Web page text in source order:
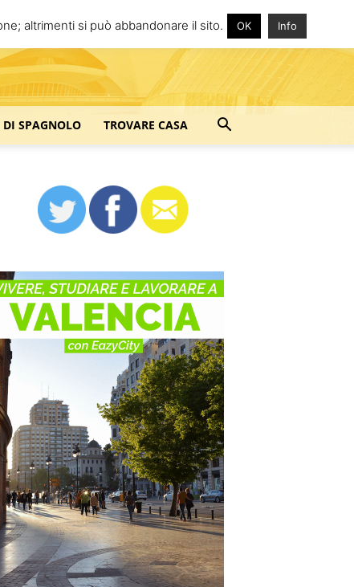
DI SPAGNOLO TROVARE CASA
altrimenti si può abbandonare il sito. OK Info